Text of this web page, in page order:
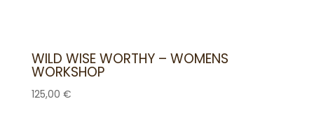
WILD WISE WORTHY – WOMENS
WORKSHOP
125,00 €